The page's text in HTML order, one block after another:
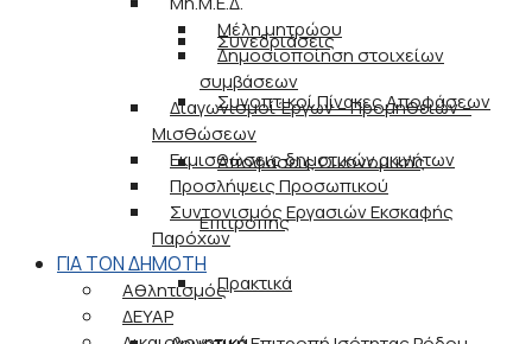
Συνεδριάσεις
Συνοπτικοί Πίνακες Αποφάσεων
Αποφάσεις Οικονομικής
Επιτροπής
Πρακτικά
Μέλη μητρώου
Δημοσιοποίηση στοιχείων
συμβάσεων
Διαγωνισμοί Έργων – Προμηθειών –
Μισθώσεων
Εκμισθώσεις δημοτικών ακινήτων
Προσλήψεις Προσωπικού
Συντονισμός Εργασιών Εκσκαφής
Παρόχων
ΓΙΑ ΤΟΝ ΔΗΜΟΤΗ
Αθλητισμός
ΔΕΥΑΡ